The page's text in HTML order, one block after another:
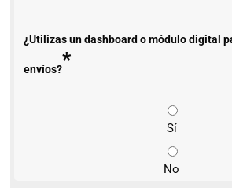
¿Utilizas un dashboard o módulo digital
envíos?*
Sí
No